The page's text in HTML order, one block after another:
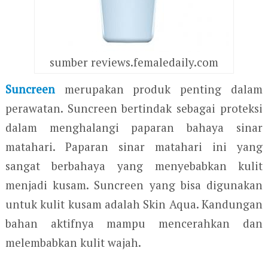
sumber reviews.femaledaily.com
Suncreenmerupakan produk penting dalam
perawatan. Suncreen bertindak sebagai proteksi
dalam menghalangi paparan bahaya sinar
matahari. Paparan sinar matahari ini yang
sangat berbahaya yang menyebabkan kulit
menjadi kusam. Suncreen yang bisa digunakan
untuk kulit kusam adalah Skin Aqua. Kandungan
bahan aktifnya mampu mencerahkan dan
melembabkan kulit wajah.